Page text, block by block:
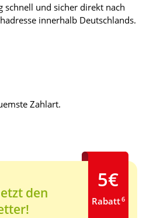
schnell und sicher direkt nach
innerhalb Deutschlands.
Zahlart.
den
5€
Rabatt6